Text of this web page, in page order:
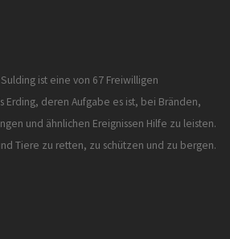
ist eine von 67 Freiwilligen
Erding, deren Aufgabe es ist, bei Bränden,
und ähnlichen Ereignissen Hilfe zu leisten.
Tiere zu retten, zu schützen und zu bergen.